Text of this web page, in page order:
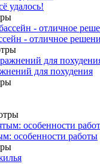
удалось!
- отличное
для похудения
особенности работы